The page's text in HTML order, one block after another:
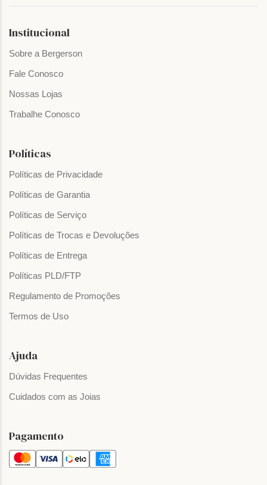
Institucional
Sobre a Bergerson
Fale Conosco
Nossas Lojas
Trabalhe Conosco
Políticas
Políticas de Privacidade
Políticas de Garantia
Políticas de Serviço
Políticas de Trocas e Devoluções
Políticas de Entrega
Políticas PLD/FTP
Regulamento de Promoções
Termos de Uso
Ajuda
Dúvidas Frequentes
Cuidados com as Joias
Pagamento